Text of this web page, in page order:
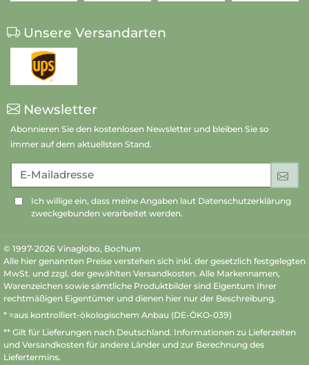
Unsere Versandarten
Newsletter
Abonnieren Sie den kostenlosen Newsletter und bleiben Sie so
immer auf dem aktuellsten Stand.
E-Mailadresse
Ich willige ein, dass meine Angaben laut Datenschutzerklärung
zweckgebunden verarbeitet werden.
© 1997-2026 Vinaglobo, Bochum
Alle hier genannten Preise verstehen sich inkl. der gesetzlich festgelegten
MwSt. und zzgl. der gewählten Versandkosten. Alle Markennamen,
Warenzeichen sowie sämtliche Produktbilder sind Eigentum Ihrer
rechtmäßigen Eigentümer und dienen hier nur der Beschreibung.
* =aus kontrolliert-ökologischem Anbau (DE-ÖKO-039)
** Gilt für Lieferungen nach Deutschland. Informationen zu Lieferzeiten
und Versandkosten für andere Länder und zur Berechnung des
Liefertermins.